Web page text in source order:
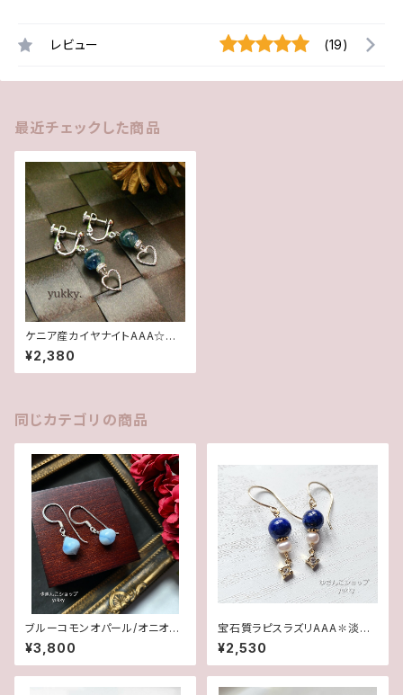
レビュー (19)
最近チェックした商品
ケニア産カイヤナイトAAA☆ハ
ートイヤリング
¥2,380
同じカテゴリの商品
ブルーコモンオパール/オニオン
カット✽Silver925ピアス/イヤ
リング★
¥3,800
宝石質ラピスラズリAAA✽淡水
パール14kgfピアス/イヤリング
¥2,530